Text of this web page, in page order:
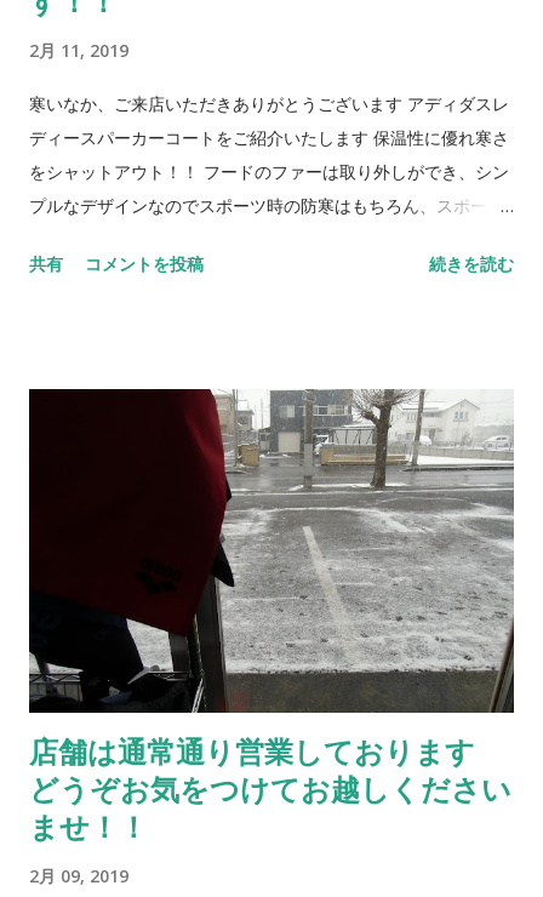
2月 11, 2019
寒いなか、ご来店いただきありがとうございます アディダスレ
ディースパーカーコートをご紹介いたします 保温性に優れ寒さ
をシャットアウト！！ フードのファーは取り外しができ、シン
プルなデザインなのでスポーツ時の防寒はもちろん、スポーツ
です ￥ 16,200 ⇒ ￥ 7,900 とお買い得価格！！ ブラック /
店をお待ちしております。
共有 コメントを投稿 続きを読む
店舗は通常通り営業しております
どうぞお気をつけてお越しください
ませ！！
2月 09, 2019